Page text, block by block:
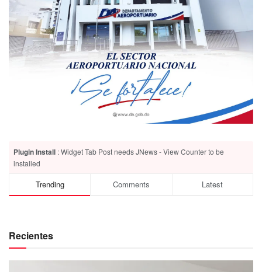
Plugin Install : Widget Tab Post needs JNews - View Counter to be
installed
Trending Comments Latest
Recientes